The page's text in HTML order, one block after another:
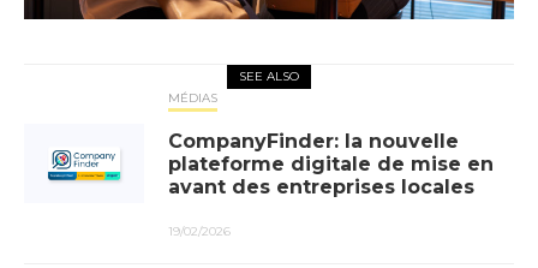
SEE ALSO
MÉDIAS
CompanyFinder: la nouvelle
plateforme digitale de mise en
avant des entreprises locales
19/02/2026